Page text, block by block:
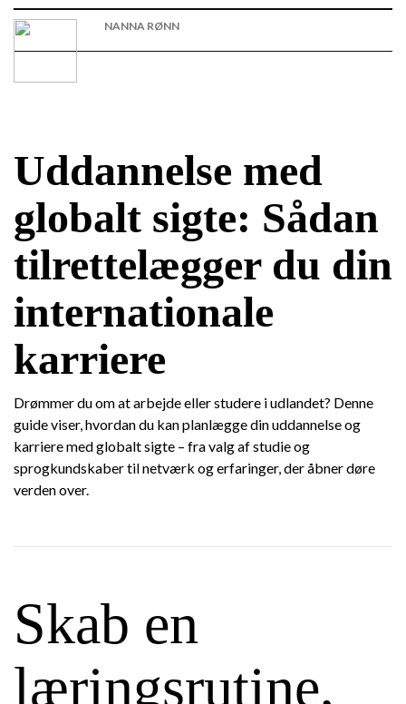
NANNA RØNN
Uddannelse med
globalt sigte: Sådan
tilrettelægger du din
internationale
karriere
Drømmer du om at arbejde eller studere i udlandet? Denne
guide viser, hvordan du kan planlægge din uddannelse og
karriere med globalt sigte – fra valg af studie og
sprogkundskaber til netværk og erfaringer, der åbner døre
verden over.
Skab en
læringsrutine,